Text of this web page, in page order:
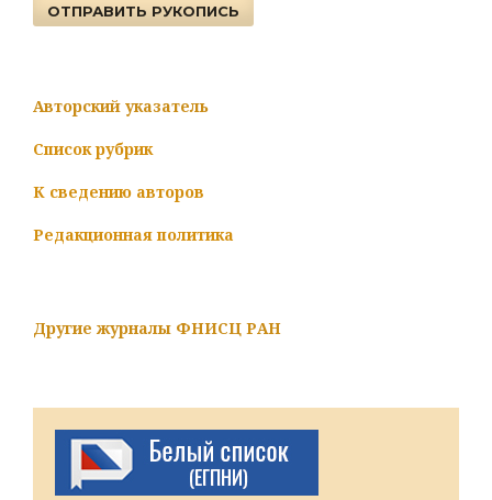
ОТПРАВИТЬ РУКОПИСЬ
Авторский указатель
Список рубрик
К сведению авторов
Редакционная политика
Другие журналы ФНИСЦ РАН